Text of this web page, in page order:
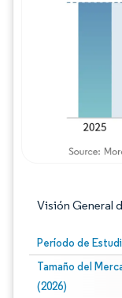
Visión General
Período de
Tamaño del
(2026)